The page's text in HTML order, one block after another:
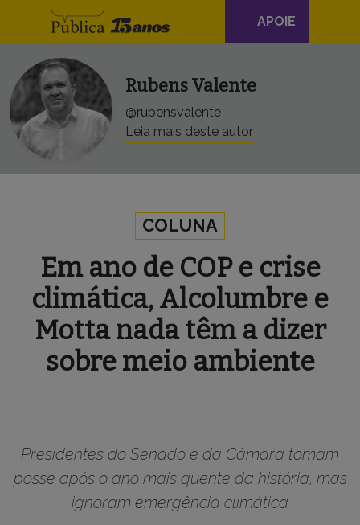
Skip to content
Navegação
principal
APOIE
Rubens Valente
@rubensvalente
Leia mais deste autor
COLUNA
Em ano de COP e crise
climática, Alcolumbre e
Motta nada têm a dizer
sobre meio ambiente
Presidentes do Senado e da Câmara tomam
posse após o ano mais quente da história, mas
ignoram emergência climática